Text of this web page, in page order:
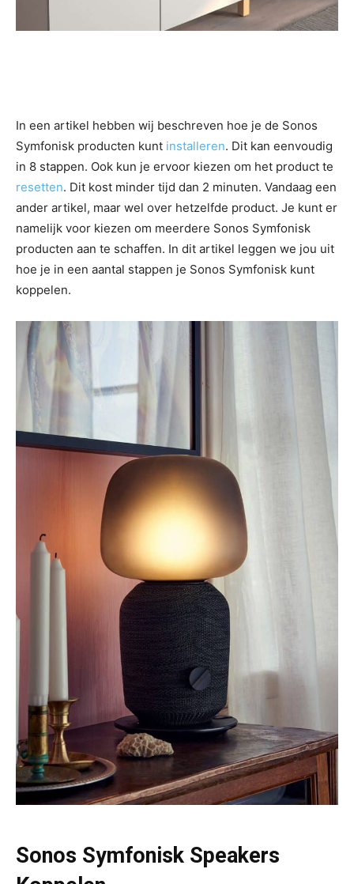
In een artikel hebben wij beschreven hoe je de Sonos
Symfonisk producten kunt installeren. Dit kan eenvoudig
in 8 stappen. Ook kun je ervoor kiezen om het product te
resetten. Dit kost minder tijd dan 2 minuten. Vandaag een
ander artikel, maar wel over hetzelfde product. Je kunt er
namelijk voor kiezen om meerdere Sonos Symfonisk
producten aan te schaffen. In dit artikel leggen we jou uit
hoe je in een aantal stappen je Sonos Symfonisk kunt
koppelen.
Sonos Symfonisk Speakers